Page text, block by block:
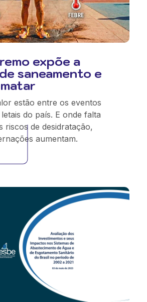
expõe a
saneamento e
estão entre os eventos
do país. E onde falta
riscos de desidratação,
aumentam.